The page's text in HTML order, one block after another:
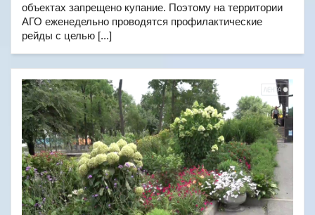
объектах запрещено купание. Поэтому на территории
АГО еженедельно проводятся профилактические
рейды с целью [...]